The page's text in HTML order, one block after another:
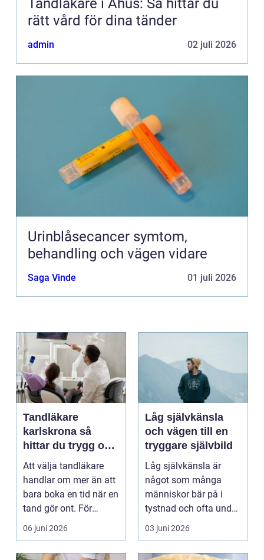
Tandläkare i Åhus: Så hittar du
rätt vård för dina tänder
admin 02 juli 2026
Urinblåsecancer symtom,
behandling och vägen vidare
Saga Vinde 01 juli 2026
Tandläkare
karlskrona så
hittar du trygg och
långsiktig
tandvård
Att välja tandläkare
handlar om mer än att
bara boka en tid när en
tand gör ont. För
många är tandvå...
06 juni 2026
Låg självkänsla
och vägen till en
tryggare självbild
Låg självkänsla är
något som många
människor bär på i
tystnad och ofta under
lång tid. Många
uppleve...
03 juni 2026